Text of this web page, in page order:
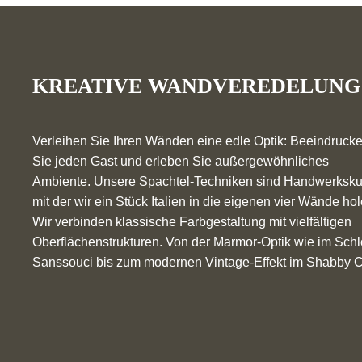
KREATIVE WANDVEREDELUNG
Verleihen Sie Ihren Wänden eine edle Optik:
Sie jeden Gast und erleben Sie außergewöhnliches
Ambiente. Unsere Spachtel-Techniken sind
mit der wir ein Stück Italien in die eigenen vier Wände
Wir verbinden klassische Farbgestaltung mit vielfältigen
Oberflächenstrukturen. Von der Marmor-Optik wie im
Sanssouci bis zum modernen Vintage-Effekt im Shabby